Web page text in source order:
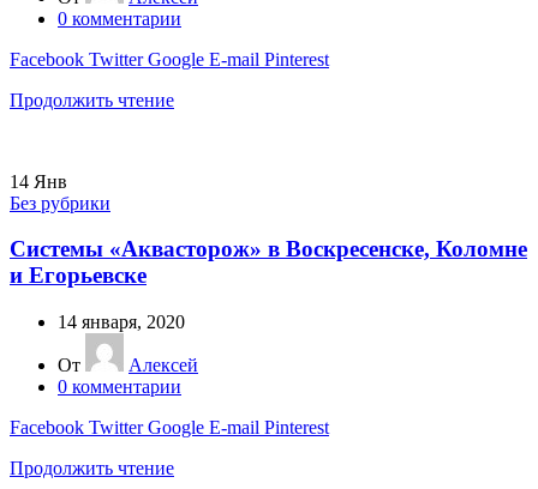
0 комментарии
Facebook Twitter Google E-mail Pinterest
Продолжить чтение
14 Янв
Без рубрики
Системы «Аквасторож» в Воскресенске, Коломне
и Егорьевске
14 января, 2020
От
Алексей
0 комментарии
Facebook Twitter Google E-mail Pinterest
Продолжить чтение